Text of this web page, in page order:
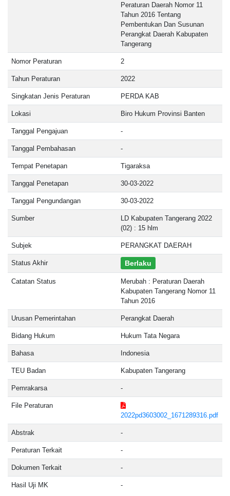
Peraturan Daerah Nomor 11
Tahun 2016 Tentang
Pembentukan Dan Susunan
Perangkat Daerah Kabupaten
Tangerang
Nomor Peraturan 2
Tahun Peraturan 2022
Singkatan Jenis Peraturan PERDA KAB
Lokasi Biro Hukum Provinsi Banten
Tanggal Pengajuan -
Tanggal Pembahasan -
Tempat Penetapan Tigaraksa
Tanggal Penetapan 30-03-2022
Tanggal Pengundangan 30-03-2022
Sumber
LD Kabupaten Tangerang 2022
(02) : 15 hlm
Subjek PERANGKAT DAERAH
Status Akhir Berlaku
Catatan Status
Merubah : Peraturan Daerah
Kabupaten Tangerang Nomor 11
Tahun 2016
Urusan Pemerintahan Perangkat Daerah
Bidang Hukum Hukum Tata Negara
Bahasa Indonesia
TEU Badan Kabupaten Tangerang
Pemrakarsa -
File Peraturan
2022pd3603002_1671289316.pdf
Abstrak -
Peraturan Terkait -
Dokumen Terkait -
Hasil Uji MK -